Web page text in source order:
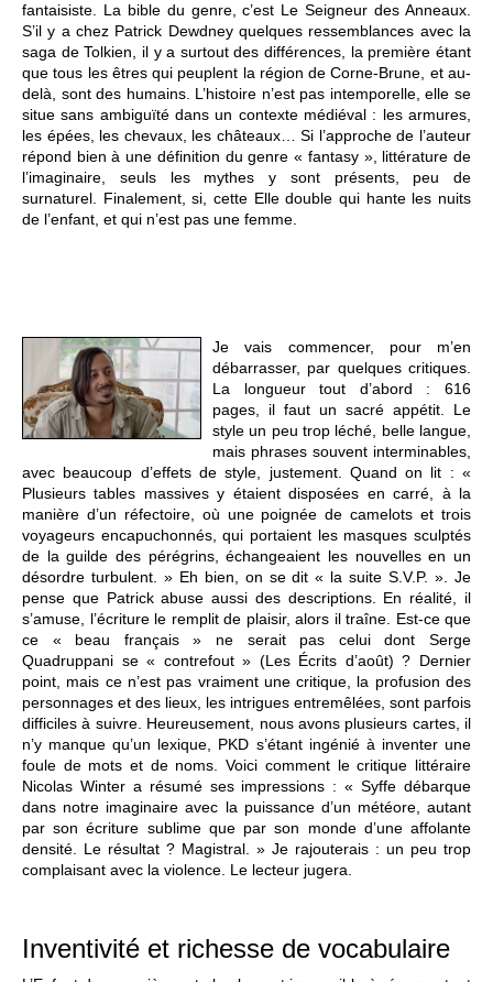
fantaisiste. La bible du genre, c’est Le Seigneur des Anneaux.
S’il y a chez Patrick Dewdney quelques ressemblances avec la
saga de Tolkien, il y a surtout des différences, la première étant
que tous les êtres qui peuplent la région de Corne-Brune, et au-
delà, sont des humains. L’histoire n’est pas intemporelle, elle se
situe sans ambiguïté dans un contexte médiéval : les armures,
les épées, les chevaux, les châteaux… Si l’approche de l’auteur
répond bien à une définition du genre « fantasy », littérature de
l’imaginaire, seuls les mythes y sont présents, peu de
surnaturel. Finalement, si, cette Elle double qui hante les nuits
de l’enfant, et qui n’est pas une femme.
Je vais commencer, pour m’en
débarrasser, par quelques critiques.
La longueur tout d’abord : 616
pages, il faut un sacré appétit. Le
style un peu trop léché, belle langue,
mais phrases souvent interminables,
avec beaucoup d’effets de style, justement. Quand on lit : «
Plusieurs tables massives y étaient disposées en carré, à la
manière d’un réfectoire, où une poignée de camelots et trois
voyageurs encapuchonnés, qui portaient les masques sculptés
de la guilde des pérégrins, échangeaient les nouvelles en un
désordre turbulent. » Eh bien, on se dit « la suite S.V.P. ». Je
pense que Patrick abuse aussi des descriptions. En réalité, il
s’amuse, l’écriture le remplit de plaisir, alors il traîne. Est-ce que
ce « beau français » ne serait pas celui dont Serge
Quadruppani se « contrefout » (Les Écrits d’août) ? Dernier
point, mais ce n’est pas vraiment une critique, la profusion des
personnages et des lieux, les intrigues entremêlées, sont parfois
difficiles à suivre. Heureusement, nous avons plusieurs cartes, il
n’y manque qu’un lexique, PKD s’étant ingénié à inventer une
foule de mots et de noms. Voici comment le critique littéraire
Nicolas Winter a résumé ses impressions : « Syffe débarque
dans notre imaginaire avec la puissance d’un météore, autant
par son écriture sublime que par son monde d’une affolante
densité. Le résultat ? Magistral. » Je rajouterais : un peu trop
complaisant avec la violence. Le lecteur jugera.
Inventivité et richesse de vocabulaire